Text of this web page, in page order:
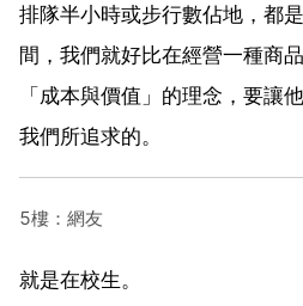
排隊半小時或步行數佔地，都
間，我們就好比在經營一種商
「成本與價值」的理念，要讓
我們所追求的。
5樓：網友
就是在校生。